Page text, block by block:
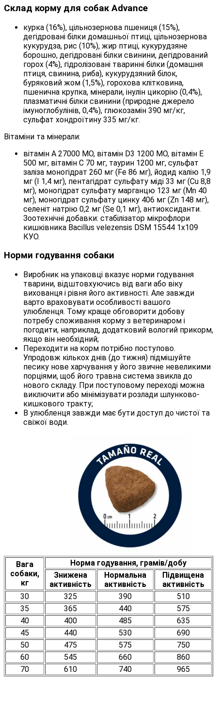
Склад корму для собак Advance
курка (16%), цільнозернова пшениця (15%),
дегідровані білки домашньої птиці, цільнозернова
кукурудза, рис (10%), жир птиці, кукурудзяне
борошно, дегідровані білки свинини, дегідрований
горох (4%), гідролізовані тваринні білки (домашня
птиця, свинина, риба), кукурудзяний білок,
буряковий жом (1,5%), горохова клітковина,
пшенична крупка, мінерали, інулін цикорію (0,4%),
плазматичні білки свинини (природне джерело
імуноглобулінів, 0,4%), глюкозамін 390 мг/кг,
сульфат хондроїтину 335 мг/кг.
Вітаміни та мінерали:
вітамін A 27000 МО, вітамін D3 1200 МО, вітамін E
500 мг, вітамін C 70 мг, таурин 1200 мг, cульфат
залiза моногідрат 260 мг (Fe 86 мг), йодид калію 1,9
мг (I 1,4 мг), пентагідрат сульфату міді 33 мг (Cu 8,8
мг), моногідрат сульфату марганцю 123 мг (Mn 40
мг), моногідрат сульфату цинку 406 мг (Zn 148 мг),
селеніт натрію 0,2 мг (Se 0,1 мг), антиоксиданти.
Зоотехнічні добавки: стабілізатор мікрофлори
кишківника Bacillus velezensis DSM 15544 1x109
КУО.
Норми годування собаки
Виробник на упаковці вказує норми годування
тварини, відштовхуючись від ваги або віку
вихованця і рівня його активності. Але завжди
варто враховувати особливості вашого
улюбленця. Тому краще обговорити добову
потребу споживання корму з ветеринаром і
погодити, наприклад, додатковий вологий прикорм,
якщо він необхідний;
Переходити на корм потрібно поступово.
Упродовж кількох днів (до тижня) підмішуйте
песику нове харчування у його звичне невеликими
порціями, щоб його травна система звикла до
нового складу. При поступовому переході можна
виключити або мінімізувати розлади шлунково-
кишкового тракту;
В улюбленця завжди має бути доступ до чистої та
свіжої води.
Вага
собаки,
кг
Норма годування, грамів/добу
Знижена
активність
Нормальна
активність
Підвищена
активність
30
325 390
510
35
365 440
575
40
400 485
635
45
440 530
690
50
475 575
750
60
545 660
860
70
610 740 965